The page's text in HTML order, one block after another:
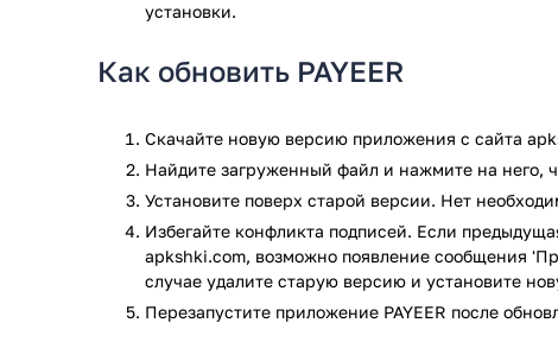
Приложение PAYEER прошло проверку антивирусом
установки.
Как обновить PAYEER
Скачайте новую версию приложения с сайта
Найдите загруженный файл и нажмите на него,
Установите поверх старой версии. Нет
Избегайте конфликта подписей. Если
apkshki.com, возможно появление сообщения
случае удалите старую версию и установите
Перезапустите приложениe PAYEER после